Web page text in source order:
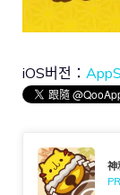
iOS버전：
神